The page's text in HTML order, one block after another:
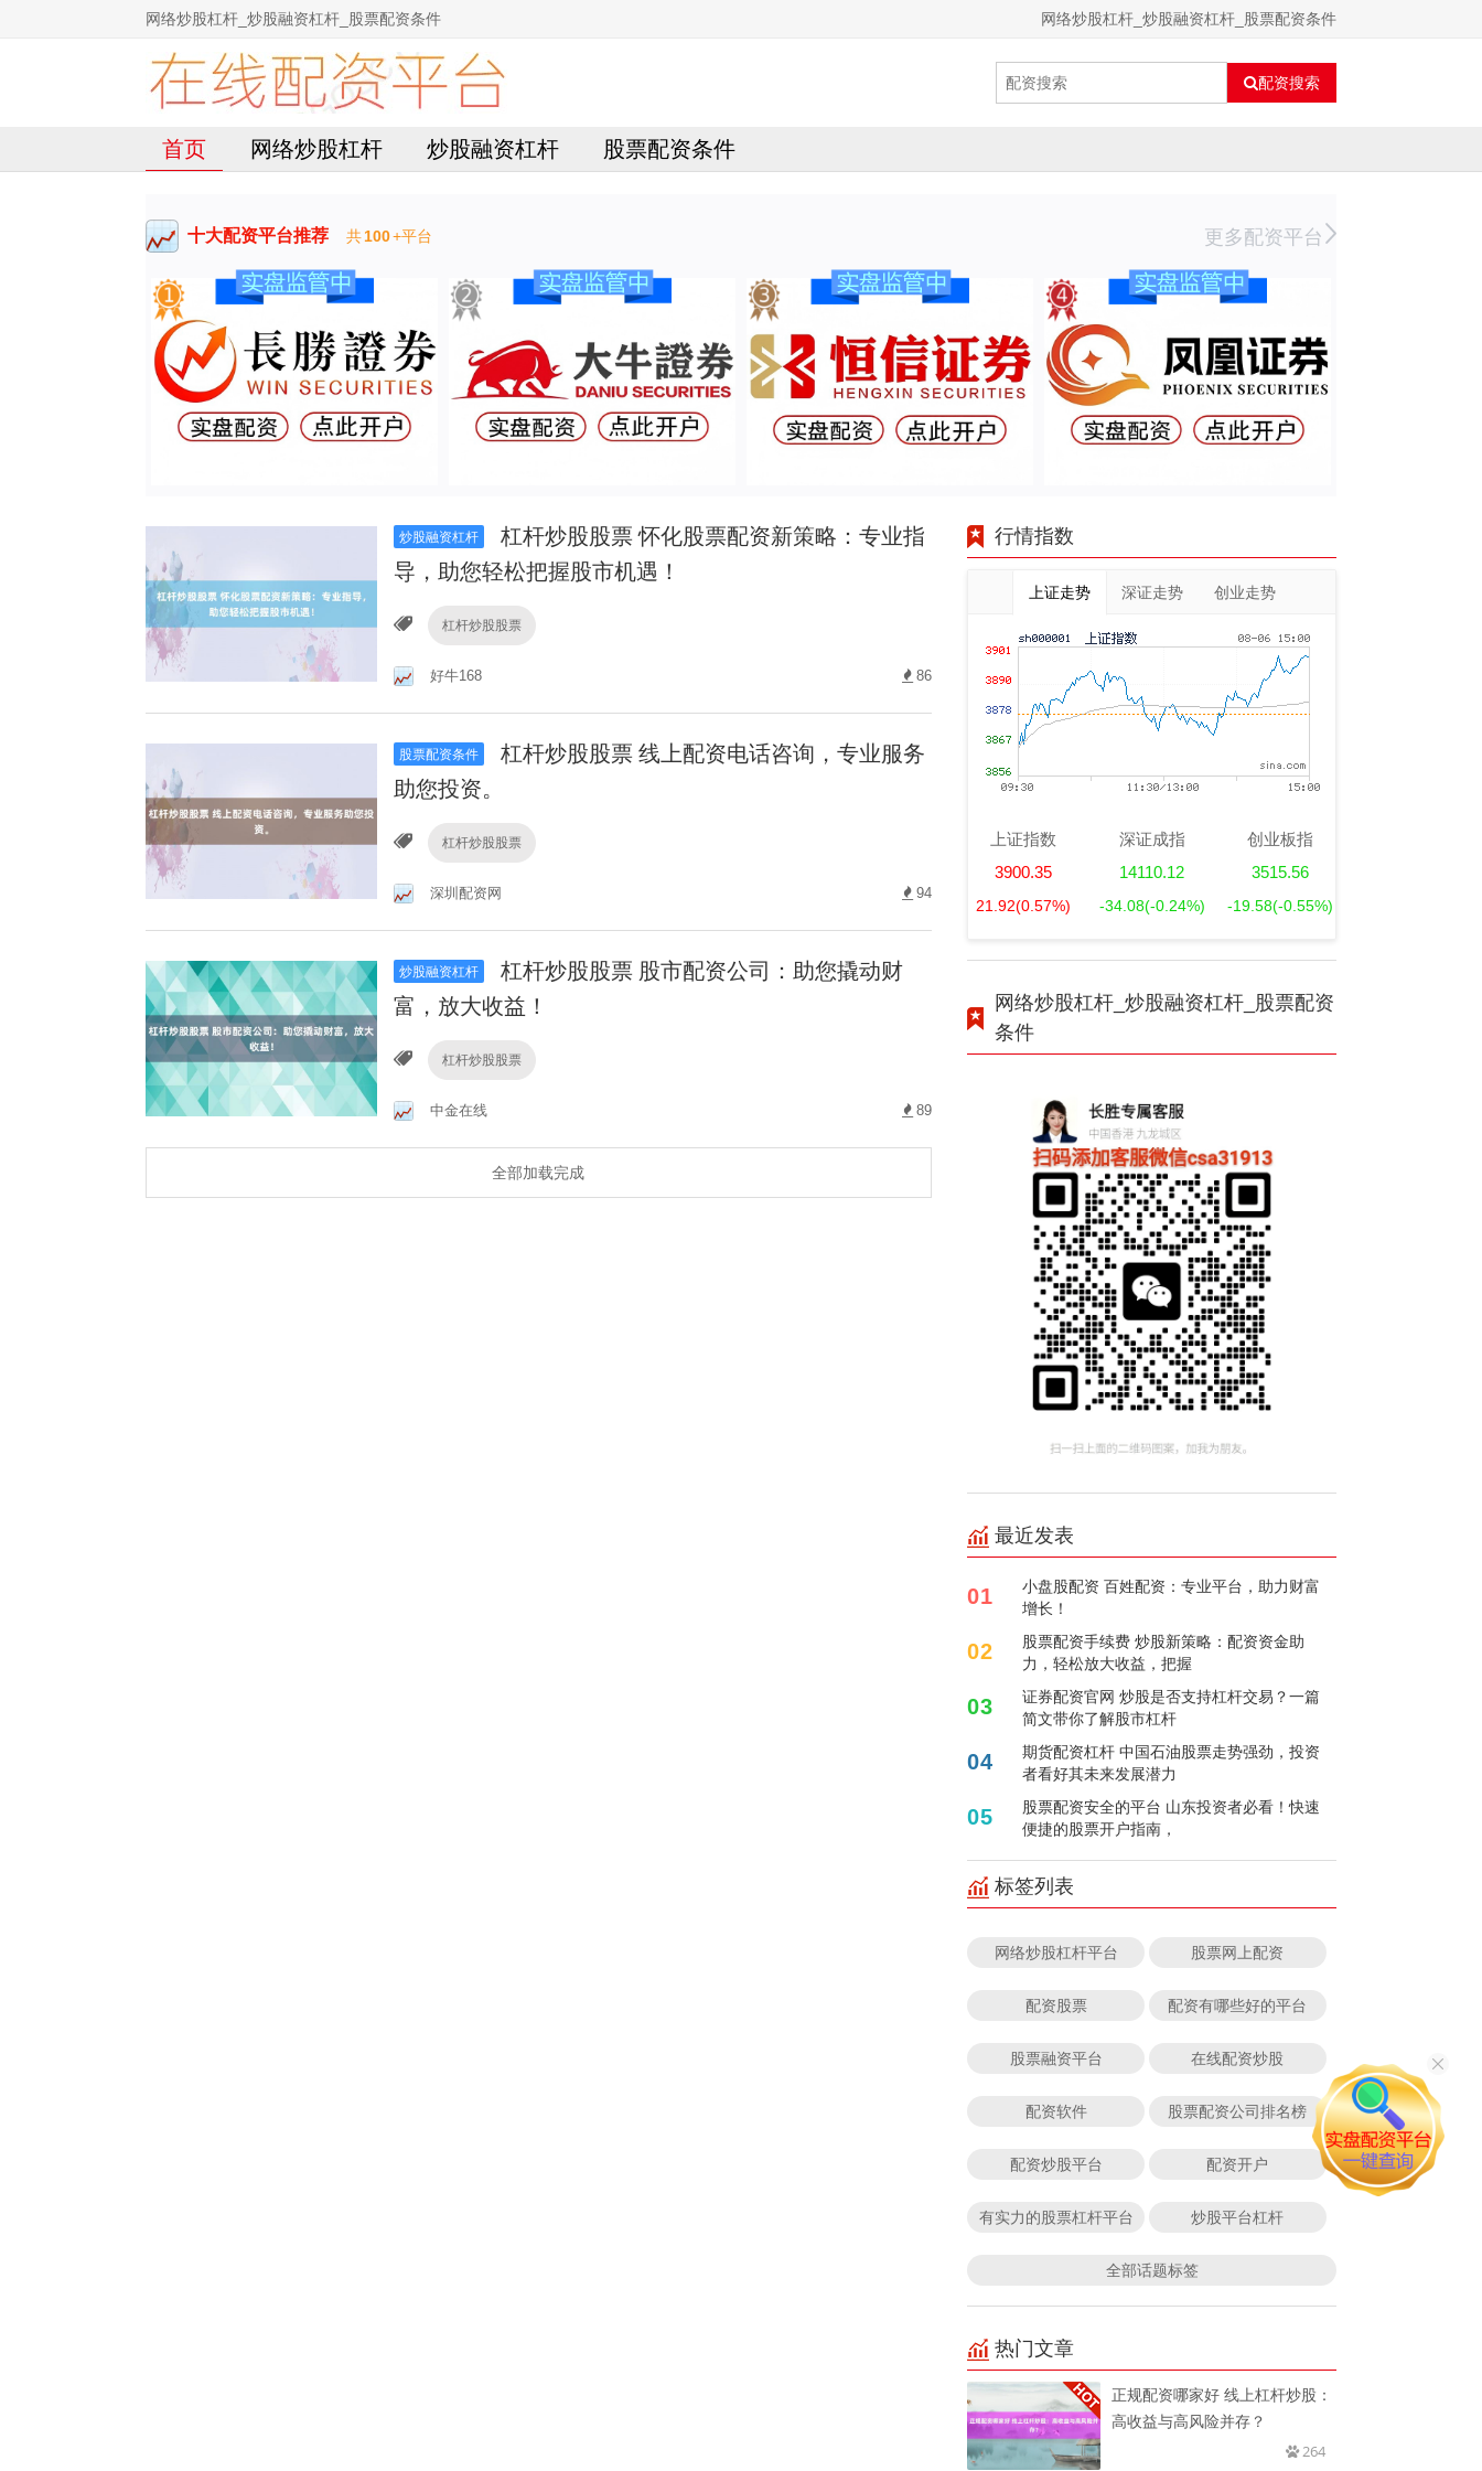
网络炒股杠杆_炒股融资杠杆_股票配资条件 网络炒股杠杆_炒股融资杠杆_股票配资条件
配资搜索
首页 网络炒股杠杆 炒股融资杠杆 股票配资条件
十大配资平台推荐 共100+平台 更多配资平台
炒股融资杠杆
杠杆炒股股票 怀化股票配资新策略：专业指
导，助您轻松把握股市机遇！
杠杆炒股股票
好牛168 86
股票配资条件
杠杆炒股股票 线上配资电话咨询，专业服务
助您投资。
杠杆炒股股票
深圳配资网 94
炒股融资杠杆
杠杆炒股股票 股市配资公司：助您撬动财
富，放大收益！
杠杆炒股股票
中金在线 89
全部加载完成
行情指数
上证走势 深证走势 创业走势
上证指数
3900.35
21.92(0.57%)
深证成指
14110.12
-34.08(-0.24%)
创业板指
3515.56
-19.58(-0.55%)
网络炒股杠杆_炒股融资杠杆_股票配资
条件
最近发表
01
小盘股配资 百姓配资：专业平台，助力财富
增长！
02
股票配资手续费 炒股新策略：配资资金助
力，轻松放大收益，把握
03
证券配资官网 炒股是否支持杠杆交易？一篇
简文带你了解股市杠杆
04
期货配资杠杆 中国石油股票走势强劲，投资
者看好其未来发展潜力
05
股票配资安全的平台 山东投资者必看！快速
便捷的股票开户指南，
标签列表
网络炒股杠杆平台 股票网上配资
配资股票 配资有哪些好的平台
股票融资平台 在线配资炒股
配资软件 股票配资公司排名榜
配资炒股平台 配资开户
有实力的股票杠杆平台 炒股平台杠杆
全部话题标签
热门文章
正规配资哪家好 线上杠杆炒股：
高收益与高风险并存？
264